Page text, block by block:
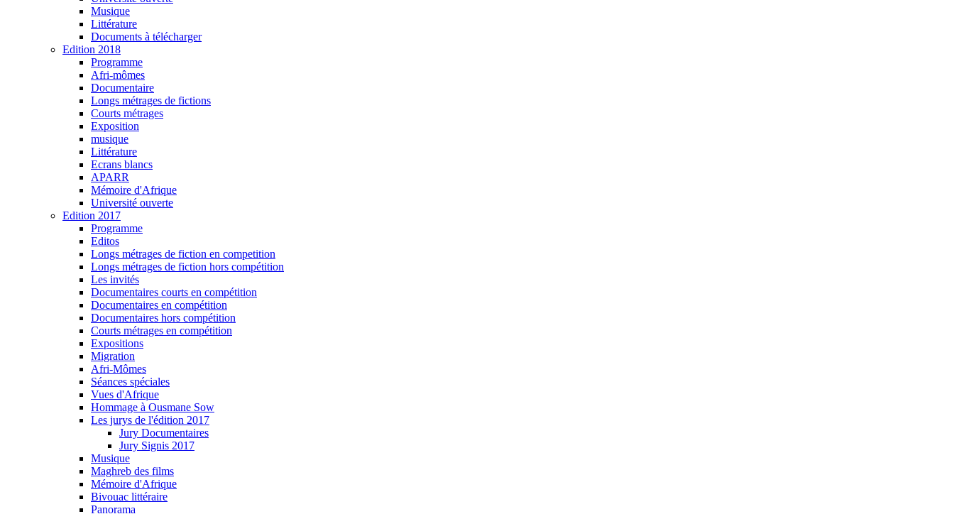
Musique
Littérature
Documents à télécharger
Edition 2018
Programme
Afri-mômes
Documentaire
Longs métrages de fictions
Courts métrages
Exposition
musique
Littérature
Ecrans blancs
APARR
Mémoire d'Afrique
Université ouverte
Edition 2017
Programme
Editos
Longs métrages de fiction en competition
Longs métrages de fiction hors compétition
Les invités
Documentaires courts en compétition
Documentaires en compétition
Documentaires hors compétition
Courts métrages en compétition
Expositions
Migration
Afri-Mômes
Séances spéciales
Vues d'Afrique
Hommage à Ousmane Sow
Les jurys de l'édition 2017
Jury Documentaires
Jury Signis 2017
Musique
Maghreb des films
Mémoire d'Afrique
Bivouac littéraire
Panorama